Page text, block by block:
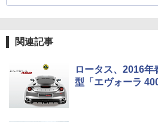
関連記事
ロータス、2016年
型「エヴォーラ